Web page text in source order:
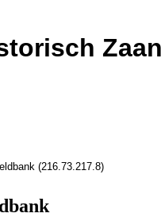
(216.73.217.8)